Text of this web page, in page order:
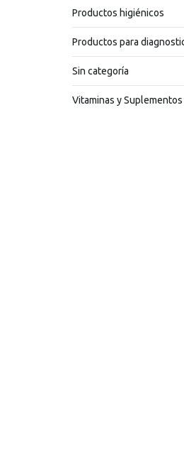
Productos higiénicos
Productos para
Sin categoría
Vitaminas y Suplementos